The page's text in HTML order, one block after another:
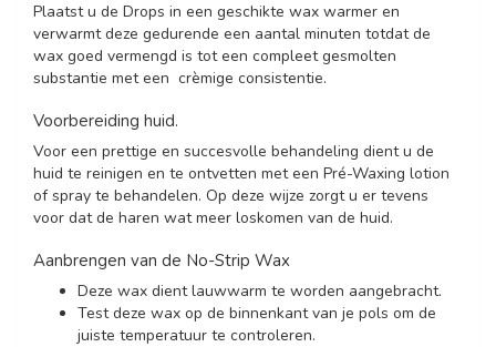
Plaatst u de Drops in een geschikte wax warmer en
verwarmt deze gedurende een aantal minuten totdat de
wax goed vermengd is tot een compleet gesmolten
substantie met een crèmige consistentie.
Voorbereiding huid.
Voor een prettige en succesvolle behandeling dient u de
huid te reinigen en te ontvetten met een Pré-Waxing lotion
of spray te behandelen. Op deze wijze zorgt u er tevens
voor dat de haren wat meer loskomen van de huid.
Aanbrengen van de No-Strip Wax
Deze wax dient lauwwarm te worden aangebracht.
Test deze wax op de binnenkant van je pols om de
juiste temperatuur te controleren.